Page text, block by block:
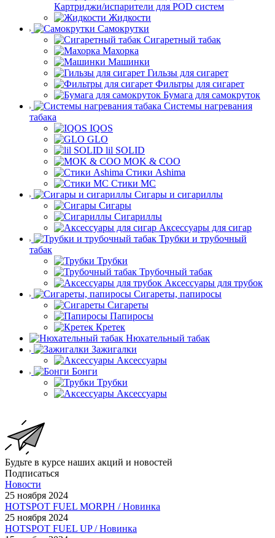
Картриджи/испарители для POD систем
Жидкости
Самокрутки
Сигаретный табак
Махорка
Машинки
Гильзы для сигарет
Фильтры для сигарет
Бумага для самокруток
Системы нагревания
табака
IQOS
GLO
lil SOLID
MOK & COO
Стики Ashima
Стики MC
Сигары и сигариллы
Сигары
Сигариллы
Аксессуары для сигар
Трубки и трубочный
табак
Трубки
Трубочный табак
Аксессуары для трубок
Сигареты, папиросы
Сигареты
Папиросы
Кретек
Нюхательный табак
Зажигалки
Аксессуары
Бонги
Трубки
Аксессуары
Будьте в курсе наших акций и новостей
Подписаться
Новости
25 ноября 2024
HOTSPOT FUEL MORPH / Новинка
25 ноября 2024
HOTSPOT FUEL UP / Новинка